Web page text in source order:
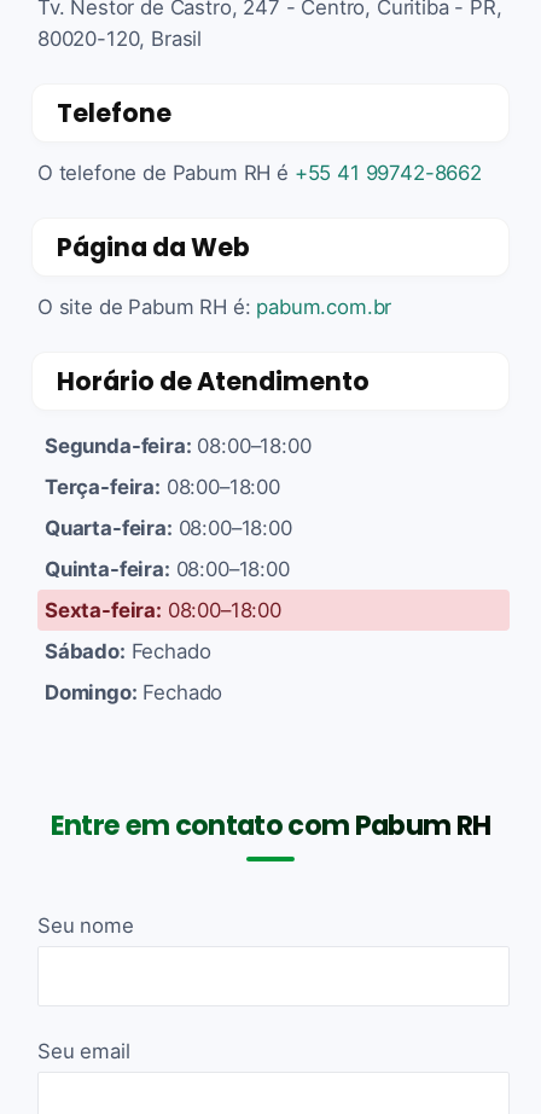
Tv. Nestor de Castro, 247 - Centro, Curitiba - PR,
80020-120, Brasil
Telefone
O telefone de Pabum RH é +55 41 99742-8662
Página da Web
O site de Pabum RH é: pabum.com.br
Horário de Atendimento
Segunda-feira: 08:00–18:00
Terça-feira: 08:00–18:00
Quarta-feira: 08:00–18:00
Quinta-feira: 08:00–18:00
Sexta-feira: 08:00–18:00
Sábado: Fechado
Domingo: Fechado
Entre em contato com Pabum RH
Seu nome
Seu email